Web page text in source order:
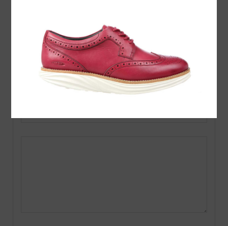
名前 ( 必須 )
E-MAIL ( 必須 ) ※ 公開されません